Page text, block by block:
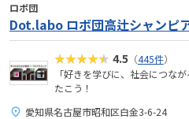
ロボ団
Dot.labo ロボ団高辻シャンピ
★★★★★ 4.5 （445件）
「好きを学びに、社会につな
たこう！
愛知県名古屋市昭和区白金3-6-24